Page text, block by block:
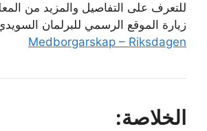
للتعرف على التفاصيل والمزيد من
زيارة الموقع الرسمي للبرلمان
Medborgarskap – Riksdagen
الخلاصة: